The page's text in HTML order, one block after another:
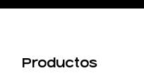
Productos